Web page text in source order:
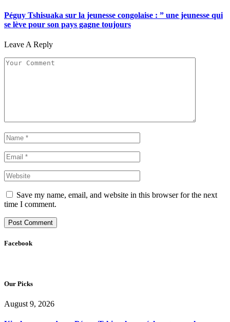
Péguy Tshisuaka sur la jeunesse congolaise : ” une jeunesse qui
se lève pour son pays gagne toujours
Leave A Reply
Save my name, email, and website in this browser for the next
time I comment.
Facebook
Our Picks
August 9, 2026